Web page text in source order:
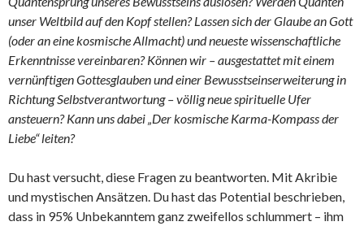
unser Weltbild auf den Kopf stellen? Lassen sich der Glaube an Gott
(oder an eine kosmische Allmacht) und neueste wissenschaftliche
Erkenntnisse vereinbaren? Können wir – ausgestattet mit einem
vernünftigen Gottesglauben und einer Bewusstseinserweiterung in
Richtung Selbstverantwortung – völlig neue spirituelle Ufer
ansteuern? Kann uns dabei „Der kosmische Karma-Kompass der
Liebe“ leiten?
Du hast versucht, diese Fragen zu beantworten. Mit Akribie
und mystischen Ansätzen. Du hast das Potential beschrieben,
dass in 95% Unbekanntem ganz zweifellos schlummert – ihm